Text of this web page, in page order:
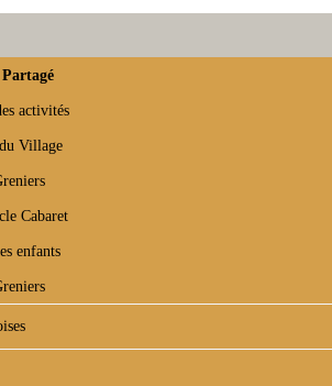
Partagé
activités
Village
Cabaret
enfants